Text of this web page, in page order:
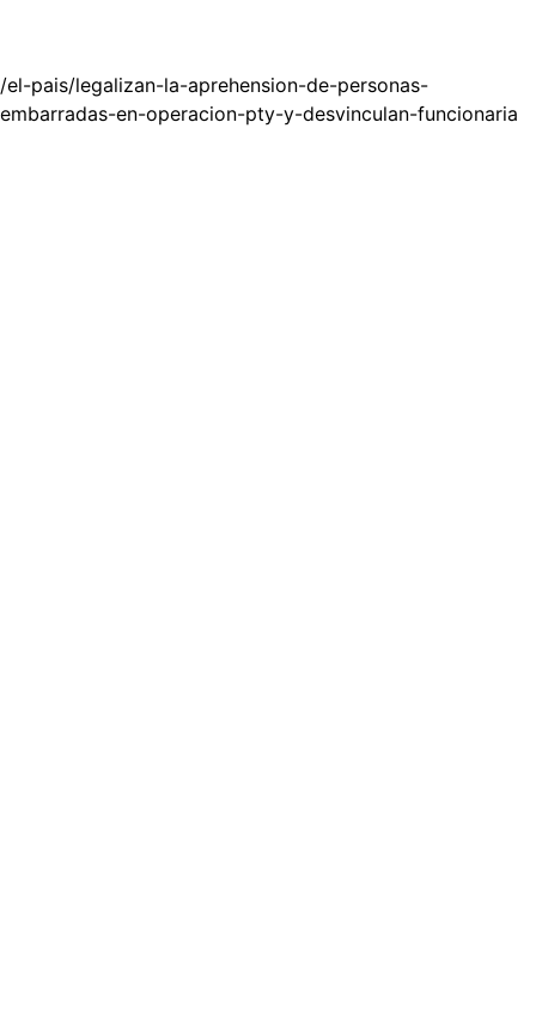
/el-pais/legalizan-la-aprehension-de-personas-
embarradas-en-operacion-pty-y-desvinculan-funcionaria